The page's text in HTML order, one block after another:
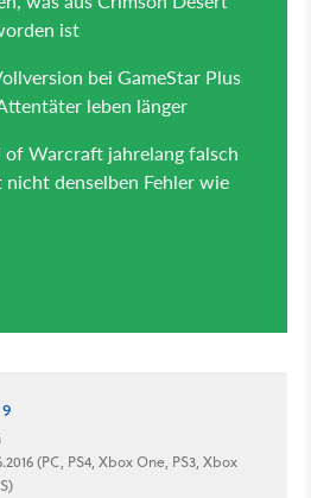
(PC, PS4, Xbox One, PS3, Xbox